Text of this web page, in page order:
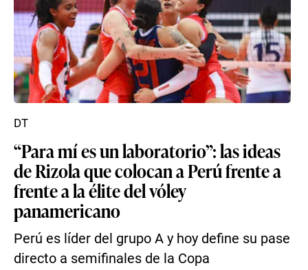
“Para mí es un laboratorio”: las ideas
de Rizola que colocan a Perú frente a
frente a la élite del vóley
panamericano
Perú es líder del grupo A y hoy define su pase
directo a semifinales de la Copa
DT